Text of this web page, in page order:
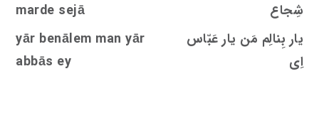
شِجاع
marde sejā
یار بِنالِم مَن یار عَبّاس
اِی
yār benālem man yār
abbās ey